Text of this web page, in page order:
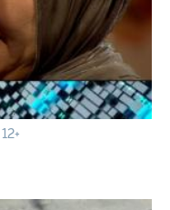
12+